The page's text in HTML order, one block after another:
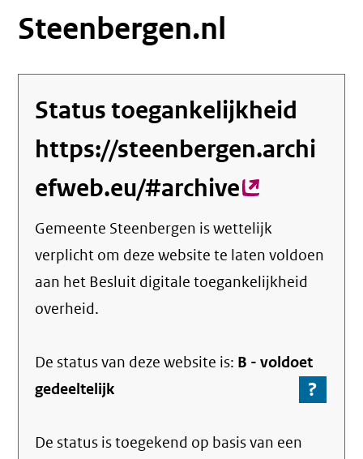
Steenbergen.nl
Status toegankelijkheid
https://steenbergen.archi
efweb.eu/#archive(externe
link)
Gemeente Steenbergen is wettelijk
verplicht om deze website te laten voldoen
aan het Besluit digitale toegankelijkheid
overheid.
De status van dezewebsite is: B -voldoet
gedeeltelijk
?
Ga
De status is toegekend op basis van een